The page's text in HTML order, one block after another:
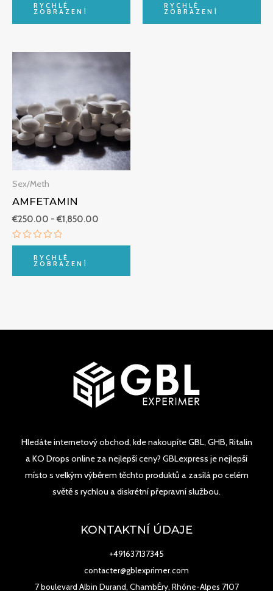
RYCHLÉ
ZOBRAZENÍ
RYCHLÉ
ZOBRAZENÍ
Sex/Meth
AMFETAMIN
€250.00 - €1,850.00
€250.00
až
€1,850.00
Hodnocení
RYCHLÉ
ZOBRAZENÍ
Hledáte internetový obchod, kde nakoupíte GBL, GHB, Ritalin
a KO Drops online za nejlepší ceny? GBLexpress je nejlepší
místo s velkým výběrem těchto produktů a zasílá po celém
světě s rychlou a diskrétní přepravní službou.
KONTAKTNÍ ÚDAJE
+491637137345
contacter@gblexprimer.com
7 boulevard Albin Durand, ChambÉry, Rhône-Alpes 7107